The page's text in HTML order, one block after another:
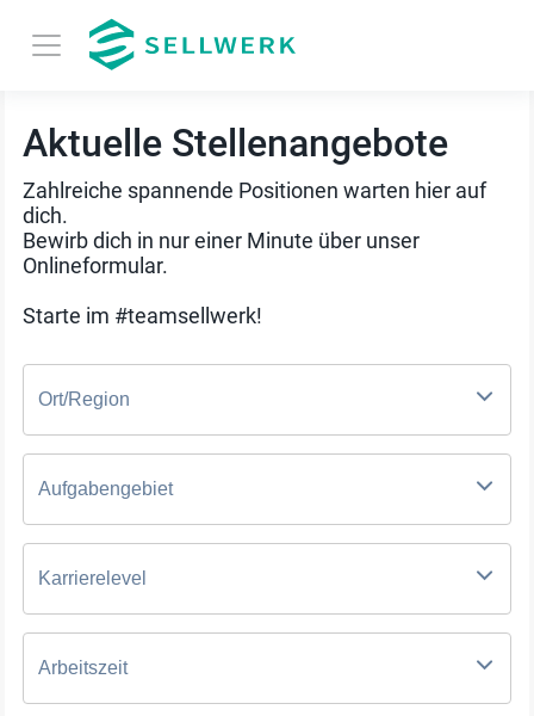
Aktuelle Stellenangebote
Zahlreiche spannende Positionen warten hier auf
dich.
Bewirb dich in nur einer Minute über unser
Onlineformular.
Starte im #teamsellwerk!
Ort/Region
Aufgabengebiet
Karrierelevel
Arbeitszeit